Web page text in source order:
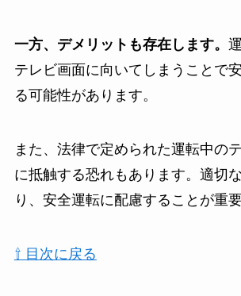
一方、デメリットも存在します。
テレビ画面に向いてしまうことで
る可能性があります。
また、法律で定められた運転中の
に抵触する恐れもあります。適切
り、安全運転に配慮することが重要
⇧ 目次に戻る